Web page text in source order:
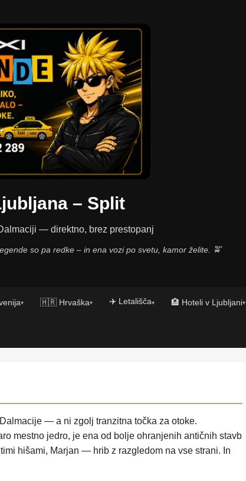
– Split
— direktno, brez prestopanj
so pa redke – in ena vozi po svetu, kamor želite. 🚖
▾ 🇭🇷 Hrvaška▾ ✈️ Letališča▾ 🏨 Hoteli v Ljubljani▾
— a ni zgolj tranzitna točka za otoke.
mestno jedro, je ena od bolje ohranjenih antičnih stavb
hišami, Marjan — hrib z razgledom na vse strani. In